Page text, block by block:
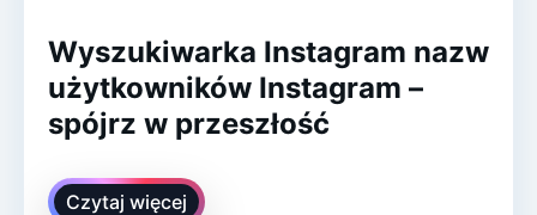
Wyszukiwarka Instagram nazw
użytkowników Instagram –
spójrz w przeszłość
Czytaj więcej